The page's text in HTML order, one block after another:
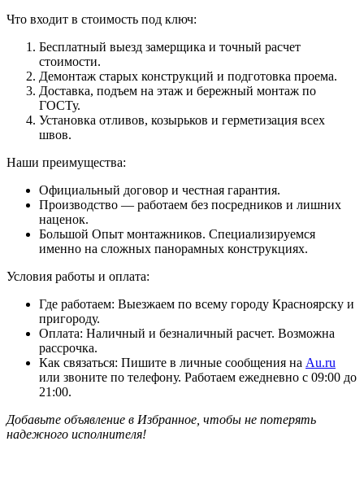
Что входит в стоимость под ключ:
Бесплатный выезд замерщика и точный расчет
стоимости.
Демонтаж старых конструкций и подготовка проема.
Доставка, подъем на этаж и бережный монтаж по
ГОСТу.
Установка отливов, козырьков и герметизация всех
швов.
Наши преимущества:
Официальный договор и честная гарантия.
Производство — работаем без посредников и лишних
наценок.
Большой Опыт монтажников. Специализируемся
именно на сложных панорамных конструкциях.
Условия работы и оплата:
Где работаем: Выезжаем по всему городу Красноярску и
пригороду.
Оплата: Наличный и безналичный расчет. Возможна
рассрочка.
Как связаться: Пишите в личные сообщения на Au.ru
или звоните по телефону. Работаем ежедневно с 09:00 до
21:00.
Добавьте объявление в Избранное, чтобы не потерять
надежного исполнителя!